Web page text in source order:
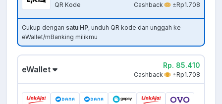
QR Kode Cashback ±Rp1.708
Cukup dengan satu HP, unduh QR kode dan unggah ke
eWallet/mBanking milikmu
eWallet Rp. 85.410
Cashback ±Rp1.708